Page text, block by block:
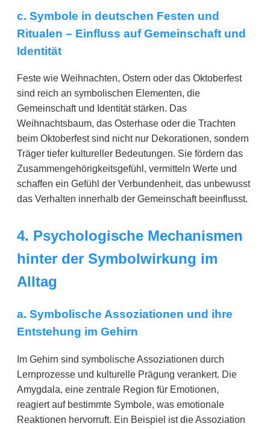
c. Symbole in deutschen Festen und
Ritualen – Einfluss auf Gemeinschaft und
Identität
Feste wie Weihnachten, Ostern oder das Oktoberfest
sind reich an symbolischen Elementen, die
Gemeinschaft und Identität stärken. Das
Weihnachtsbaum, das Osterhase oder die Trachten
beim Oktoberfest sind nicht nur Dekorationen, sondern
Träger tiefer kultureller Bedeutungen. Sie fördern das
Zusammengehörigkeitsgefühl, vermitteln Werte und
schaffen ein Gefühl der Verbundenheit, das unbewusst
das Verhalten innerhalb der Gemeinschaft beeinflusst.
4. Psychologische Mechanismen
hinter der Symbolwirkung im
Alltag
a. Symbolische Assoziationen und ihre
Entstehung im Gehirn
Im Gehirn sind symbolische Assoziationen durch
Lernprozesse und kulturelle Prägung verankert. Die
Amygdala, eine zentrale Region für Emotionen,
reagiert auf bestimmte Symbole, was emotionale
Reaktionen hervorruft. Ein Beispiel ist die Assoziation